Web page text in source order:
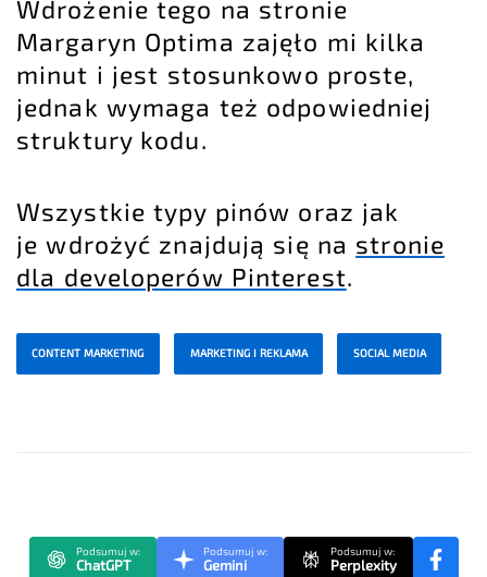
Wdrożenie tego na stronie
Margaryn Optima zajęło mi kilka
minut i jest stosunkowo proste,
jednak wymaga też odpowiedniej
struktury kodu.
Wszystkie typy pinów oraz jak
je wdrożyć znajdują się na stronie
dla developerów Pinterest.
CONTENT MARKETING MARKETING I REKLAMA SOCIAL MEDIA
Podsumuj w:
ChatGPT
Podsumuj w:
Gemini
Podsumuj w:
Perplexity